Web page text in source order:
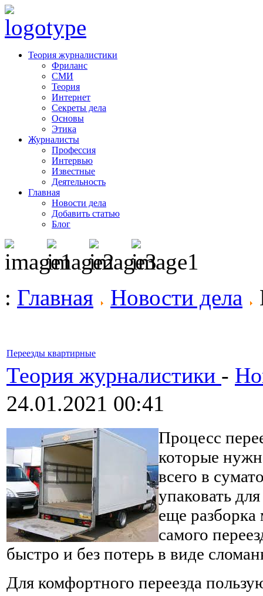
Теория журналистики
Фриланс
СМИ
Теория
Интернет
Секреты дела
Основы
Этика
Журналисты
Профессия
Интервью
Известные
Деятельность
Главная
Новости дела
Добавить статью
Блог
: Главная Новости дела
Переезды квартирные
Теория журналистики -
24.01.2021 00:41
Процесс
которые
всего в
упаковать
еще разборка
самого
быстро и без потерь в виде
Для комфортного переезда